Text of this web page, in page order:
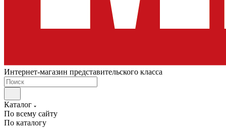
Интернет-магазин представительского класса
Каталог
По всему сайту
По каталогу